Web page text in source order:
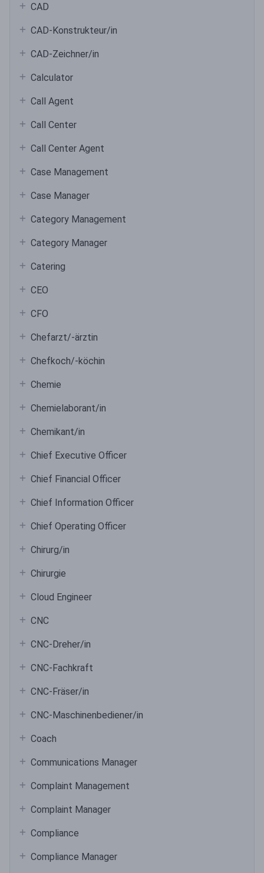
CAD
CAD-Konstrukteur/in
CAD-Zeichner/in
Calculator
Call Agent
Call Center
Call Center Agent
Case Management
Case Manager
Category Management
Category Manager
Catering
CEO
CFO
Chefarzt/-ärztin
Chefkoch/-köchin
Chemie
Chemielaborant/in
Chemikant/in
Chief Executive Officer
Chief Financial Officer
Chief Information Officer
Chief Operating Officer
Chirurg/in
Chirurgie
Cloud Engineer
CNC
CNC-Dreher/in
CNC-Fachkraft
CNC-Fräser/in
CNC-Maschinenbediener/in
Coach
Communications Manager
Complaint Management
Complaint Manager
Compliance
Compliance Manager